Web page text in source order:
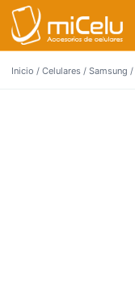
Inicio / Celulares / Samsung /